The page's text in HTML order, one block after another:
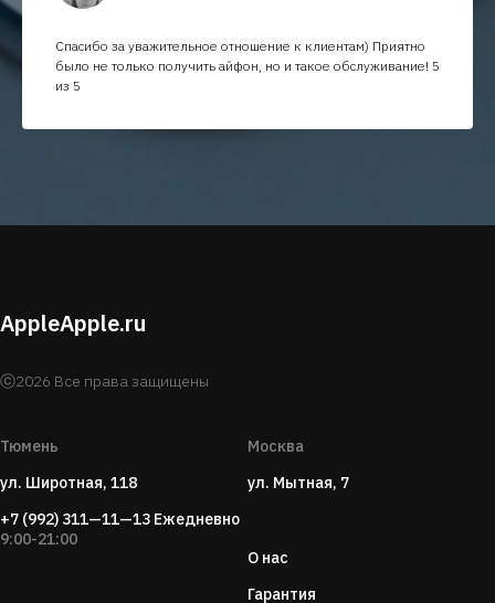
Спасибо за уважительное отношение к клиентам) Приятно
было не только получить айфон, но и такое обслуживание! 5
из 5
AppleApple.ru
ⓒ2026 Все права защищены
Тюмень
ул. Широтная, 118
+7 (992) 311—11—13 Ежедневно
9:00-21:00
Москва
ул. Мытная, 7
О нас
Гарантия